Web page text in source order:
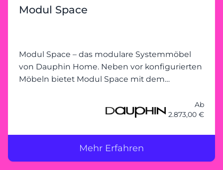
Modul Space
Modul Space – das modulare Systemmöbel
von Dauphin Home. Neben vor konfigurierten
Möbeln bietet Modul Space mit dem
Gestaltungsmöglichkeiten. Den Grundrahmen
– egal ob bei Schrank, Regal, Vitrine oder
Ab
2.873,00 €
Mehr Erfahren